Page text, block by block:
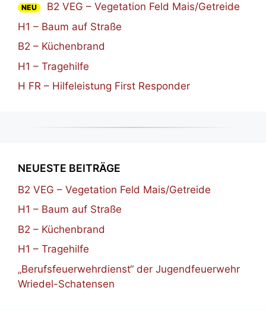
NEU
B2 VEG – Vegetation Feld Mais/Getreide
H1 – Baum auf Straße
B2 – Küchenbrand
H1 – Tragehilfe
H FR – Hilfeleistung First Responder
NEUESTE BEITRÄGE
B2 VEG – Vegetation Feld Mais/Getreide
H1 – Baum auf Straße
B2 – Küchenbrand
H1 – Tragehilfe
„Berufsfeuerwehrdienst“ der Jugendfeuerwehr
Wriedel-Schatensen